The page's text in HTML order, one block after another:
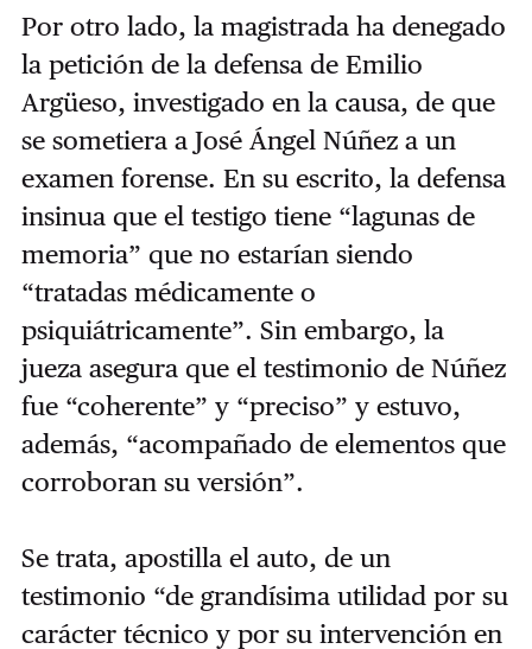
Por otro lado, la magistrada ha denegado
la petición de la defensa de Emilio
Argüeso, investigado en la causa, de que
se sometiera a José Ángel Núñez a un
examen forense. En su escrito, la defensa
insinua que el testigo tiene “lagunas de
memoria” que no estarían siendo
“tratadas médicamente o
psiquiátricamente”. Sin embargo, la
jueza asegura que el testimonio de Núñez
fue “coherente” y “preciso” y estuvo,
además, “acompañado de elementos que
corroboran su versión”.
Se trata, apostilla el auto, de un
testimonio “de grandísima utilidad por su
carácter técnico y por su intervención en